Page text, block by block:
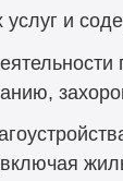
услуг и